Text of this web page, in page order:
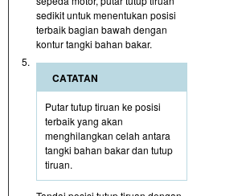
sedikit untuk menentukan posisi
terbaik bagian bawah dengan
kontur tangki bahan bakar.
5.
CATATAN
Putar tutup tiruan ke posisi
terbaik yang akan
menghilangkan celah antara
tangki bahan bakar dan tutup
tiruan.